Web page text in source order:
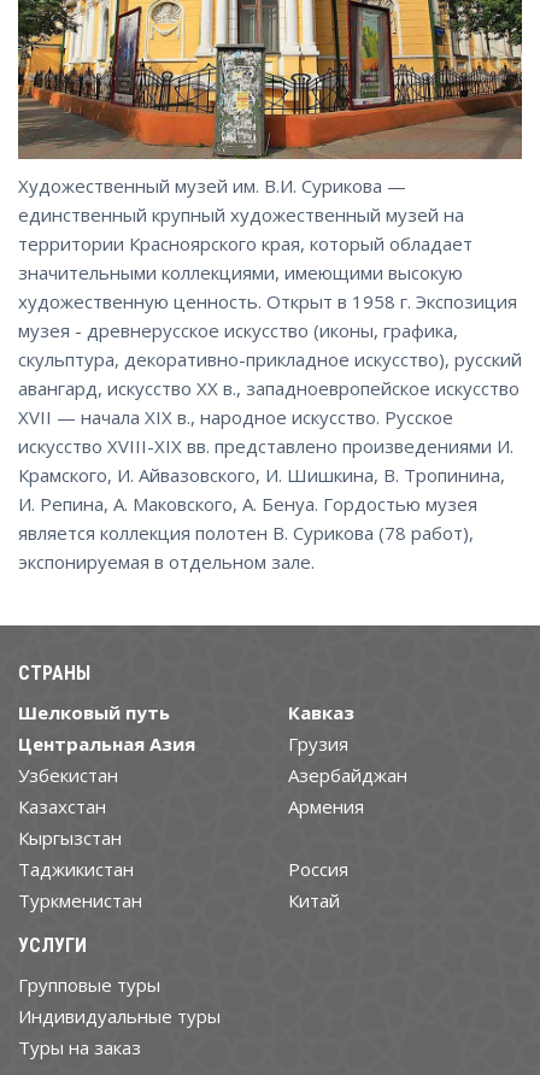
Художественный музей им. В.И. Сурикова —
единственный крупный художественный музей на
территории Красноярского края, который обладает
значительными коллекциями, имеющими высокую
художественную ценность. Открыт в 1958 г. Экспозиция
музея - древнерусское искусство (иконы, графика,
скульптура, декоративно-прикладное искусство), русский
авангард, искусство XX в., западноевропейское искусство
XVII — начала XIX в., народное искусство. Русское
искусство ХVIII-ХIХ вв. представлено произведениями И.
Крамского, И. Айвазовского, И. Шишкина, В. Тропинина,
И. Репина, А. Маковского, А. Бенуа. Гордостью музея
является коллекция полотен В. Сурикова (78 работ),
экспонируемая в отдельном зале.
СТРАНЫ
Шелковый путь
Центральная Азия
Узбекистан
Казахстан
Кыргызстан
Таджикистан
Туркменистан
Кавказ
Грузия
Азербайджан
Армения
Россия
Китай
УСЛУГИ
Групповые туры
Индивидуальные туры
Туры на заказ